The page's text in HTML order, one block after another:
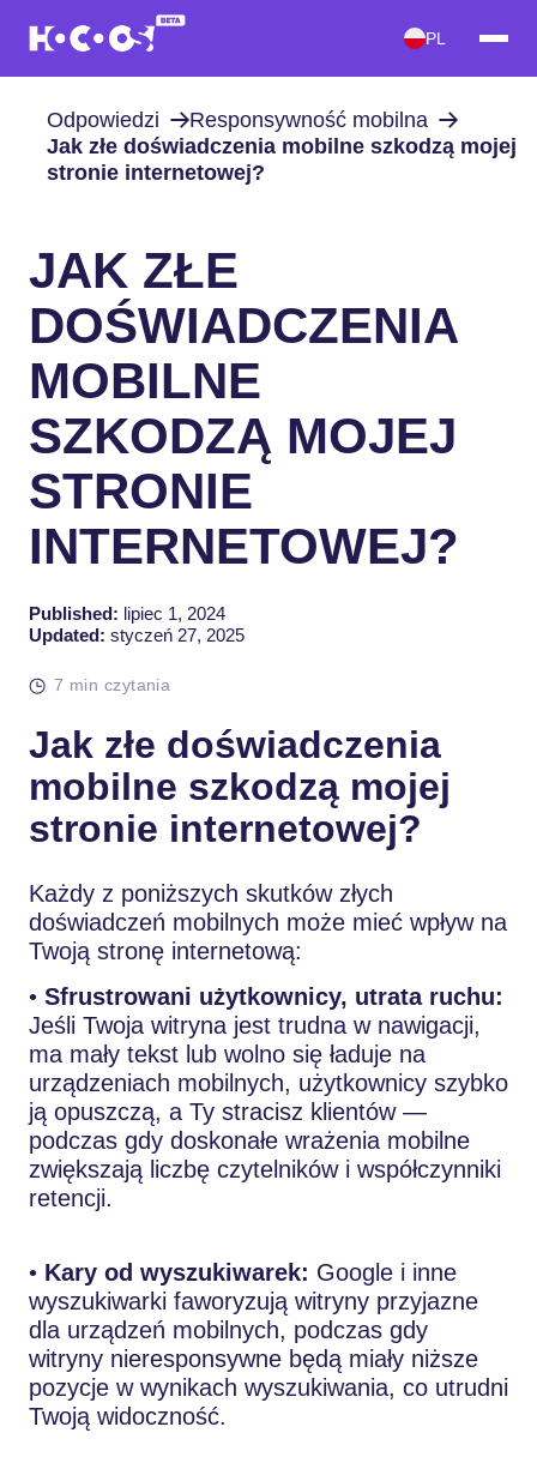
PL
Odpowiedzi
Responsywność mobilna
Jak złe doświadczenia mobilne szkodzą mojej
stronie internetowej?
JAK ZŁE
DOŚWIADCZENIA
MOBILNE
SZKODZĄ MOJEJ
STRONIE
INTERNETOWEJ?
Published: lipiec 1, 2024
Updated: styczeń 27, 2025
7 min czytania
Jak złe doświadczenia
mobilne szkodzą mojej
stronie internetowej?
Każdy z poniższych skutków złych
doświadczeń mobilnych może mieć wpływ na
Twoją stronę internetową:
• Sfrustrowani użytkownicy, utrata ruchu:
Jeśli Twoja witryna jest trudna w nawigacji,
ma mały tekst lub wolno się ładuje na
urządzeniach mobilnych, użytkownicy szybko
ją opuszczą, a Ty stracisz klientów —
podczas gdy doskonałe wrażenia mobilne
zwiększają liczbę czytelników i współczynniki
retencji.
• Kary od wyszukiwarek: Google i inne
wyszukiwarki faworyzują witryny przyjazne
dla urządzeń mobilnych, podczas gdy
witryny nieresponsywne będą miały niższe
pozycje w wynikach wyszukiwania, co utrudni
Twoją widoczność.